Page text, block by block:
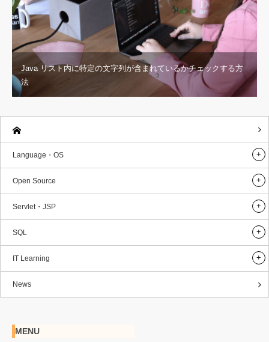
Java リスト内に特定の文字列が含まれているかチェックする方
法
Language・OS
Open Source
Servlet・JSP
SQL
IT Learning
News
MENU